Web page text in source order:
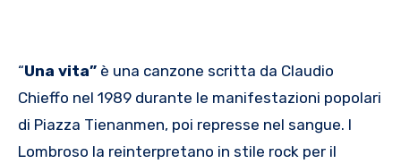
“ Una vita” è una canzone scritta da Claudio
Chieffo nel 1989 durante le manifestazioni popolari
di Piazza Tienanmen, poi represse nel sangue. I
Lombroso la reinterpretano in stile rock per il